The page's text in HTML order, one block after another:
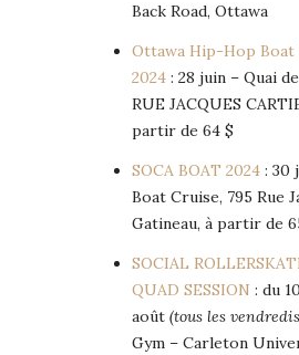
Back Road, Ottawa
Ottawa Hip-Hop Boat
2024 : 28 juin – Quai
RUE JACQUES
partir de 64 $
SOCA BOAT 2024 : 30
Boat Cruise, 795 Rue
Gatineau, à partir de
SOCIAL
QUAD SESSION : du
août (tous les
Gym – Carleton